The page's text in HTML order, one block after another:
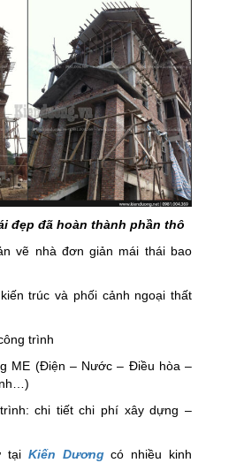
đẹp đã hoàn thành phần thô
vẽ nhà đơn giản mái thái bao
trúc và phối cảnh ngoại thất
trình
ME (Điện – Nước – Điều hòa –
chi tiết chi phí xây dựng –
tại Kiến Dương có nhiều kinh